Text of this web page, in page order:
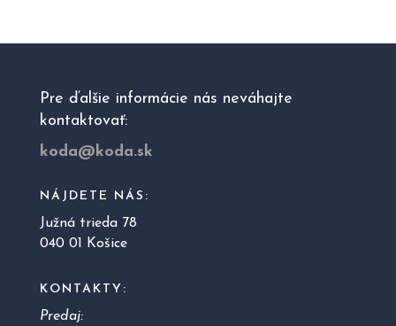
Pre ďalšie informácie nás neváhajte
kontaktovať:
koda@koda.sk
NÁJDETE NÁS:
Južná trieda 78
040 01 Košice
KONTAKTY:
Predaj: